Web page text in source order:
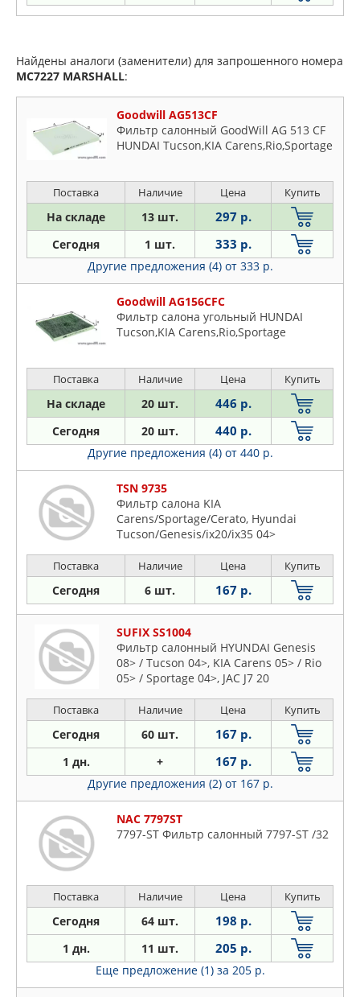
Найдены аналоги (заменители) для запрошенного номера
MC7227 MARSHALL:
Goodwill AG513CF
Фильтр салонный GoodWill AG 513 CF
HUNDAI Tucson,KIA Carens,Rio,Sportage
Поставка Наличие Цена Купить
На складе 13 шт. 297 р.
Сегодня 1 шт. 333 р.
Другие предложения (4) от 333 р.
Goodwill AG156CFC
Фильтр салона угольный HUNDAI
Tucson,KIA Carens,Rio,Sportage
Поставка Наличие Цена Купить
На складе 20 шт. 446 р.
Сегодня 20 шт. 440 р.
Другие предложения (4) от 440 р.
TSN 9735
Фильтр салона KIA
Carens/Sportage/Cerato, Hyundai
Tucson/Genesis/ix20/ix35 04>
Поставка Наличие Цена Купить
Сегодня 6 шт. 167 р.
SUFIX SS1004
Фильтр салонный HYUNDAI Genesis
08> / Tucson 04>, KIA Carens 05> / Rio
05> / Sportage 04>, JAC J7 20
Поставка Наличие Цена Купить
Сегодня 60 шт. 167 р.
1 дн. + 167 р.
Другие предложения (2) от 167 р.
NAC 7797ST
7797-ST Фильтр салонный 7797-ST /32
Поставка Наличие Цена Купить
Сегодня 64 шт. 198 р.
1 дн. 11 шт. 205 р.
Еще предложение (1) за 205 р.